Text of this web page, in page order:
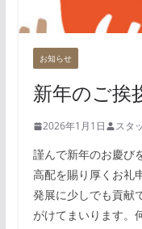
お知らせ
新年のご挨
2026年1月1日 スタ
謹んで新年のお慶び
高配を賜り厚くお礼
発展に少しでも貢献
がけてまいります。